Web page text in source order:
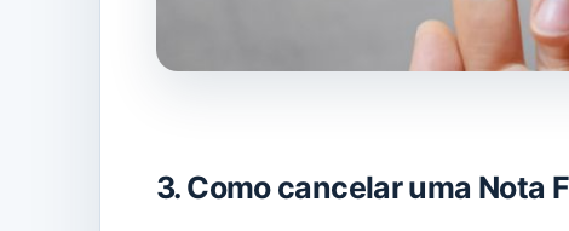
3. Como cancelar uma Nota